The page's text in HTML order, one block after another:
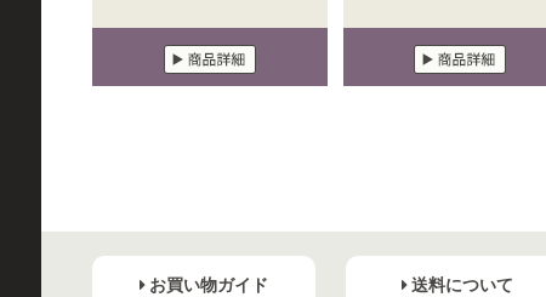
お買い物ガイド 送料について